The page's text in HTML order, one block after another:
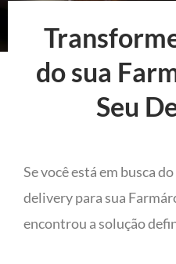
do sua
Seu
Se você está em busca
delivery para sua
encontrou a solução